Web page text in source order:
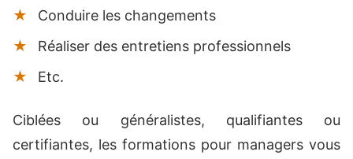
Conduire les changements
Réaliser des entretiens professionnels
Etc.
Ciblées ou généralistes, qualifiantes ou
certifiantes, les formations pour managers vous